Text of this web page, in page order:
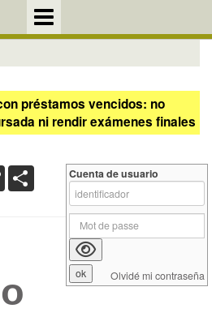
préstamos vencidos: no
ni rendir exámenes finales
Copy
Link
Cuenta de usuario
Olvidé mi contraseña